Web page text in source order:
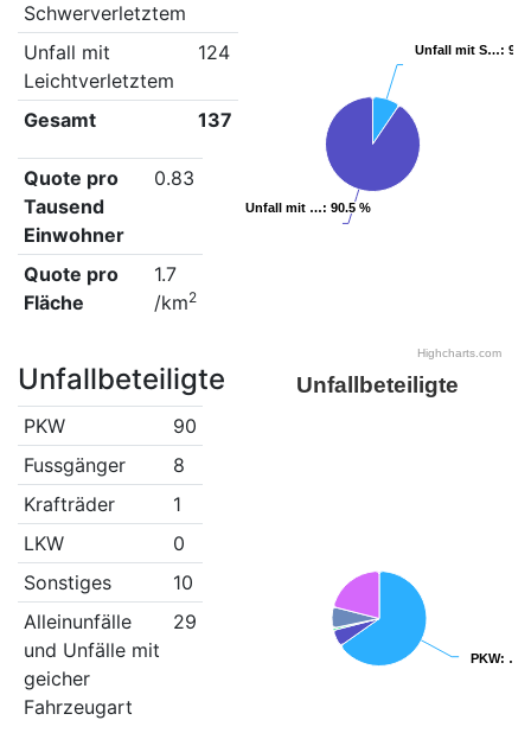
Schwerverletztem
Unfall mit
Leichtverletztem
124
Gesamt 137
Quote pro
Tausend
Einwohner
0.83
Quote pro
Fläche
1.7
/km2
Unfall mit S…: 9.5
Unfall mit S…: 9.5
Unfall mit …: 90.5 %
Unfall mit …: 90.5 %
Highcharts.com
Unfallbeteiligte
PKW
90
Fussgänger
8
Krafträder
1
LKW
0
Sonstiges
10
Alleinunfälle
und Unfälle mit
geicher
Fahrzeugart
29
Unfallbeteiligte
PKW: …
PKW: …